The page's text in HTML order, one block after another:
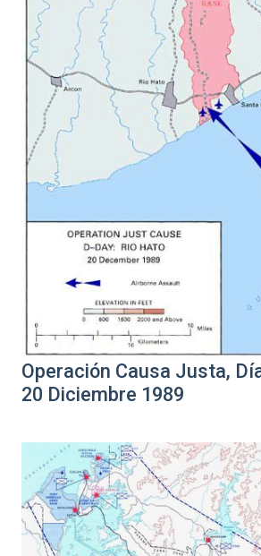
Operación Causa Justa,
20 Diciembre 1989